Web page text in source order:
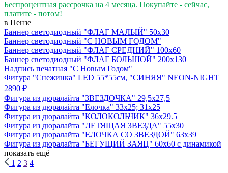
Беспроцентная рассрочка на 4 месяца. Покупайте - сейчас,
платите - потом!
в Пензе
Баннер светодиодный "ФЛАГ МАЛЫЙ" 50х30
Баннер светодиодный "С НОВЫМ ГОДОМ"
Баннер светодиодный "ФЛАГ СРЕДНИЙ" 100х60
Баннер светодиодный "ФЛАГ БОЛЬШОЙ" 200х130
Надпись печатная "С Новым Годом"
Фигура "Снежинка" LED 55*55см, "СИНЯЯ" NEON-NIGHT
2890 ₽
Фигура из дюралайта "ЗВЕЗДОЧКА" 29,5х27,5
Фигура из дюралайта "Елочка" 33х25; 31х25
Фигура из дюралайта "КОЛОКОЛЬЧИК" 36х29.5
Фигура из дюралайта "ЛЕТЯЩАЯ ЗВЕЗДА" 55х30
Фигура из дюралайта "ЕЛОЧКА СО ЗВЕЗДОЙ" 63х39
Фигура из дюралайта "БЕГУЩИЙ ЗАЯЦ" 60х60 с динамикой
показать ещё
1 2 3 4